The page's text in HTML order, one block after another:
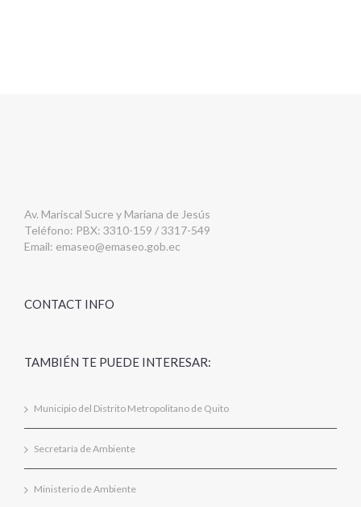
Av. Mariscal Sucre y Mariana de Jesús
Teléfono: PBX: 3310-159 / 3317-549
Email: emaseo@emaseo.gob.ec
CONTACT INFO
TAMBIÉN TE PUEDE INTERESAR:
Municipio del Distrito Metropolitano de Quito
Secretaría de Ambiente
Ministerio de Ambiente